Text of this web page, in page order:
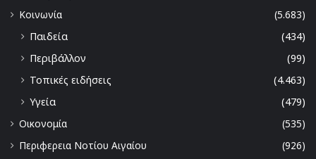
Κοινωνία
(5.683)
Παιδεία
(434)
Περιβάλλον
(99)
Τοπικές ειδήσεις
(4.463)
Υγεία
(479)
Οικονομία
(535)
Περιφερεια Νοτίου Αιγαίου
(926)